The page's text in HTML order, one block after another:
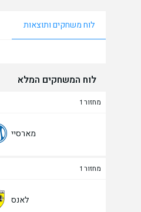
לוח משחקים ותוצאות
לוח המשחקים המלא
מחזור 1
מארסיי
מחזור 1
לאנס